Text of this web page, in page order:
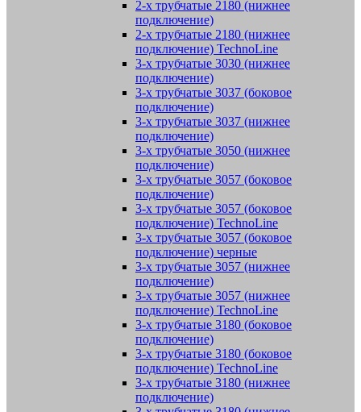
2-х трубчатые 2180 (нижнее
подключение)
2-х трубчатые 2180 (нижнее
подключение) TechnoLine
3-х трубчатые 3030 (нижнее
подключение)
3-х трубчатые 3037 (боковое
подключение)
3-х трубчатые 3037 (нижнее
подключение)
3-х трубчатые 3050 (нижнее
подключение)
3-х трубчатые 3057 (боковое
подключение)
3-х трубчатые 3057 (боковое
подключение) TechnoLine
3-х трубчатые 3057 (боковое
подключение) черные
3-х трубчатые 3057 (нижнее
подключение)
3-х трубчатые 3057 (нижнее
подключение) TechnoLine
3-х трубчатые 3180 (боковое
подключение)
3-х трубчатые 3180 (боковое
подключение) TechnoLine
3-х трубчатые 3180 (нижнее
подключение)